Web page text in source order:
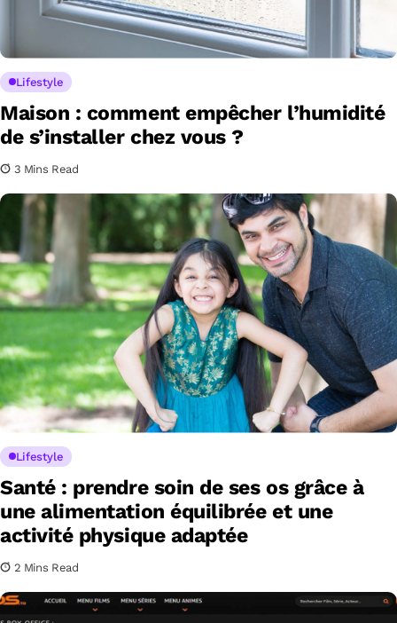
Lifestyle
Maison : comment empêcher l’humidité
de s’installer chez vous ?
3 Mins Read
Lifestyle
Santé : prendre soin de ses os grâce à
une alimentation équilibrée et une
activité physique adaptée
2 Mins Read